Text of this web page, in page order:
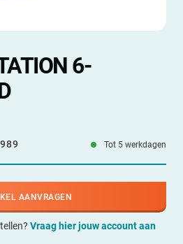
6-
Tot 5 werkdagen
AANVRAGEN
Vraag hier jouw account aan